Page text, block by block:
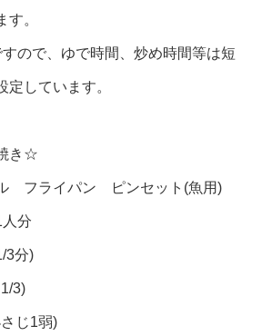
す。
ので、ゆで時間、炒め時間等は短
定しています。
き☆
ル フライパン ピンセット(魚用)
人分
3分)
3)
じ1弱)